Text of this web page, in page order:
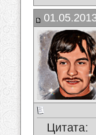
Цитата: